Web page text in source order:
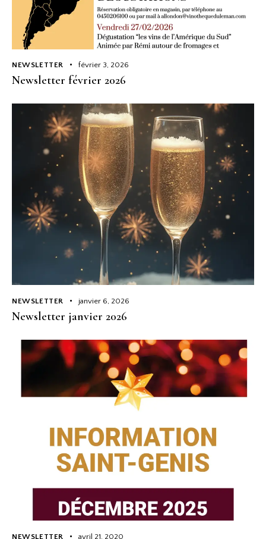
NEWSLETTER février 3, 2026
Newsletter février 2026
NEWSLETTER janvier 6, 2026
Newsletter janvier 2026
NEWSLETTER avril 21, 2020